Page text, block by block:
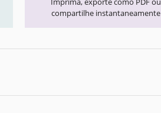
compartilhe instantaneamente